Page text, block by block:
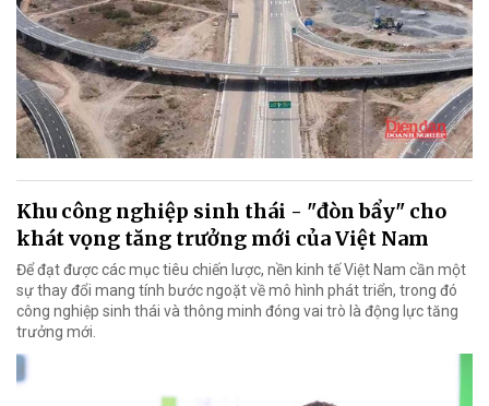
Khu công nghiệp sinh thái - "đòn bẩy" cho
khát vọng tăng trưởng mới của Việt Nam
Để đạt được các mục tiêu chiến lược, nền kinh tế Việt Nam cần một
sự thay đổi mang tính bước ngoặt về mô hình phát triển, trong đó
công nghiệp sinh thái và thông minh đóng vai trò là động lực tăng
trưởng mới.